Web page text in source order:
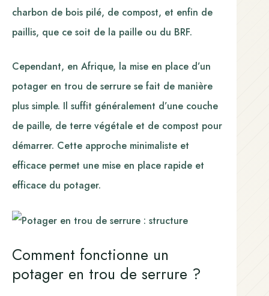
charbon de bois pilé, de compost, et enfin de
paillis, que ce soit de la paille ou du BRF.
Cependant, en Afrique, la mise en place d’un
potager en trou de serrure se fait de manière
plus simple. Il suffit généralement d’une couche
de paille, de terre végétale et de compost pour
démarrer. Cette approche minimaliste et
efficace permet une mise en place rapide et
efficace du potager.
Comment fonctionne un
potager en trou de serrure ?